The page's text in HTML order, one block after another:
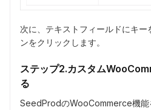
次に、テキストフィールドにキー
ンをクリックします。
ステップ2.カスタム
る
SeedProdのWooCommerce機能